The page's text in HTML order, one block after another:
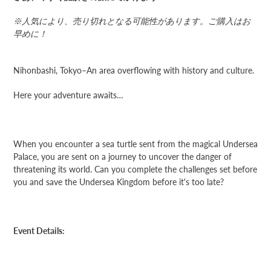
※人気により、売り切れとなる可能性があります。
ご購入はお
早めに！
Nihonbashi, Tokyo–An area overflowing with history and culture.
Here your adventure awaits…
When you encounter a sea turtle sent from the magical Undersea
Palace, you are sent on a journey to uncover the danger of
threatening its world. Can you complete the challenges set before
you and save the Undersea Kingdom before it's too late?
Event Details: